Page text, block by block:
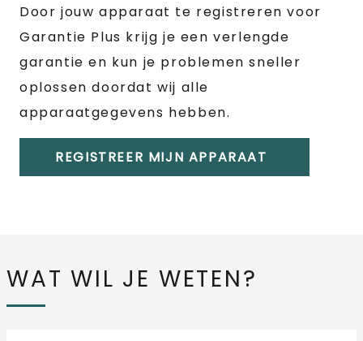
Door jouw apparaat te registreren voor
Garantie Plus krijg je een verlengde
garantie en kun je problemen sneller
oplossen doordat wij alle
apparaatgegevens hebben.
REGISTREER MIJN APPARAAT
WAT WIL JE WETEN?